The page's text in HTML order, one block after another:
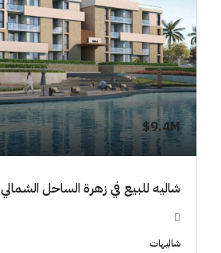
9.4M$
شاليه للبيع في زهرة الساحل الشمالي 100 م
شاليهات